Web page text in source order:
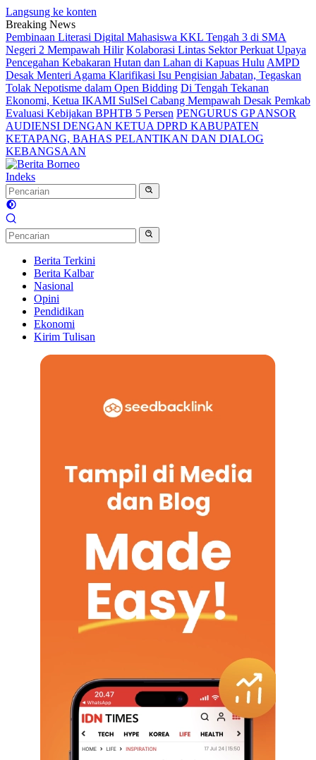
Langsung ke konten
Breaking News
Pembinaan Literasi Digital Mahasiswa KKL Tengah 3 di SMA
Negeri 2 Mempawah Hilir Kolaborasi Lintas Sektor Perkuat Upaya
Pencegahan Kebakaran Hutan dan Lahan di Kapuas Hulu AMPD
Desak Menteri Agama Klarifikasi Isu Pengisian Jabatan, Tegaskan
Tolak Nepotisme dalam Open Bidding Di Tengah Tekanan
Ekonomi, Ketua IKAMI SulSel Cabang Mempawah Desak Pemkab
Evaluasi Kebijakan BPHTB 5 Persen PENGURUS GP ANSOR
AUDIENSI DENGAN KETUA DPRD KABUPATEN
KETAPANG, BAHAS PELANTIKAN DAN DIALOG
KEBANGSAAN
Indeks
Berita Terkini
Berita Kalbar
Nasional
Opini
Pendidikan
Ekonomi
Kirim Tulisan